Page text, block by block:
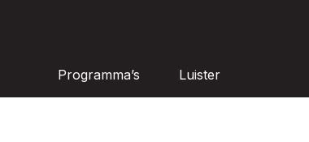
Programma’s Luister